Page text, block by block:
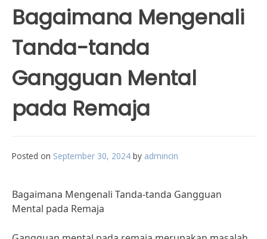
Bagaimana Mengenali
Tanda-tanda
Gangguan Mental
pada Remaja
Posted on September 30, 2024 by admincin
Bagaimana Mengenali Tanda-tanda Gangguan
Mental pada Remaja